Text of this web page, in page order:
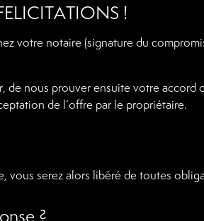
!
votre notaire (signature du
nous prouver ensuite votre accord
de l’offre par le propriétaire.
vous serez alors libéré de toutes
?